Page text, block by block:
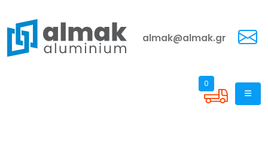
almak@almak.gr
0